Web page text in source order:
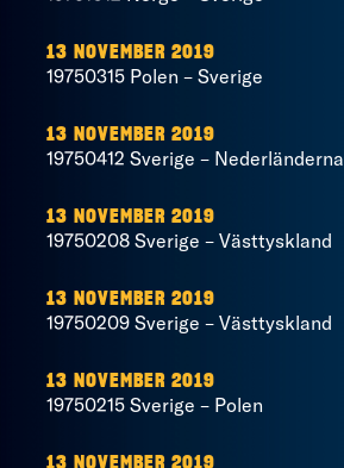
13 NOVEMBER 2019
19750315 Polen – Sverige
13 NOVEMBER 2019
19750412 Sverige – Nederländerna
13 NOVEMBER 2019
19750208 Sverige – Västtyskland
13 NOVEMBER 2019
19750209 Sverige – Västtyskland
13 NOVEMBER 2019
19750215 Sverige – Polen
13 NOVEMBER 2019